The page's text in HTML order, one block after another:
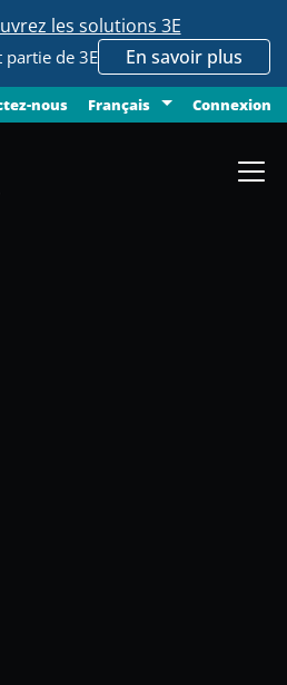
les solutions 3E
partie de 3E En savoir plus
nous Français Connexion